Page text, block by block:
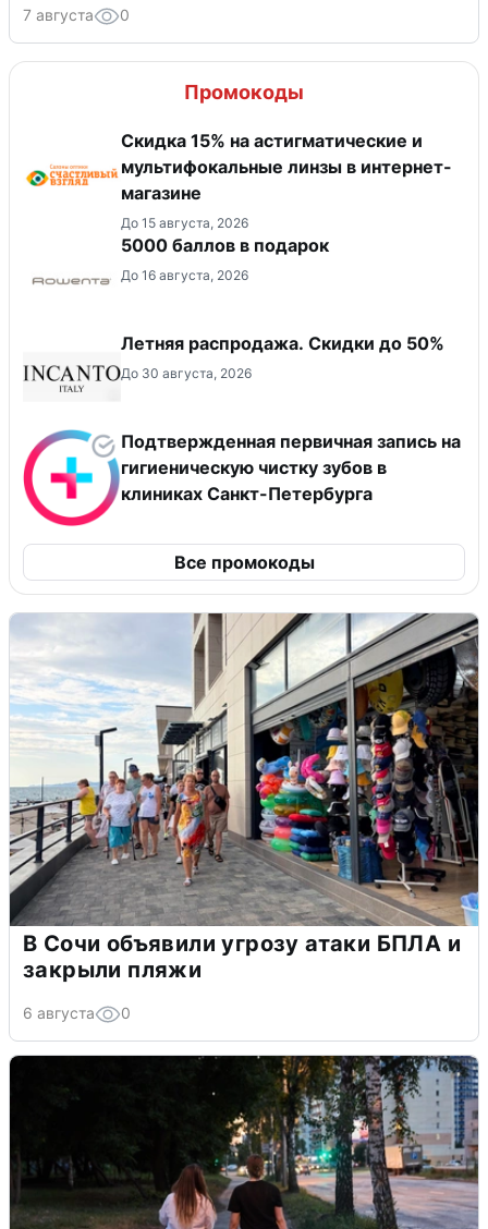
7 августа 0
Промокоды
Скидка 15% на астигматические и
мультифокальные линзы в интернет-
магазине
До 15 августа, 2026
5000 баллов в подарок
До 16 августа, 2026
Летняя распродажа. Скидки до 50%
До 30 августа, 2026
Подтвержденная первичная запись на
гигиеническую чистку зубов в
клиниках Санкт-Петербурга
Все промокоды
В Сочи объявили угрозу атаки БПЛА и
закрыли пляжи
6 августа 0